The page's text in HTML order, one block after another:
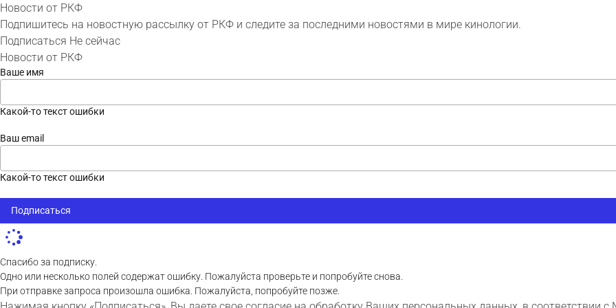
Новости от РКФ
Подпишитесь на новостную рассылку от РКФ и следите за последними новостями в мире кинологии.
Подписаться Не сейчас
Новости от РКФ
Ваше имя
Какой-то текст ошибки
Ваш email
Какой-то текст ошибки
Подписаться
Спасибо за подписку.
Одно или несколько полей содержат ошибку. Пожалуйста проверьте и попробуйте снова.
При отправке запроса произошла ошибка. Пожалуйста, попробуйте позже.